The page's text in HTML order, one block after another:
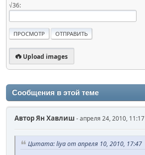
√36:
Upload images
Сообщения в этой теме
АвторЯн Хавлиш - апреля 24, 2010, 11:17
Цитата: liya от апреля 10, 2010, 17:47